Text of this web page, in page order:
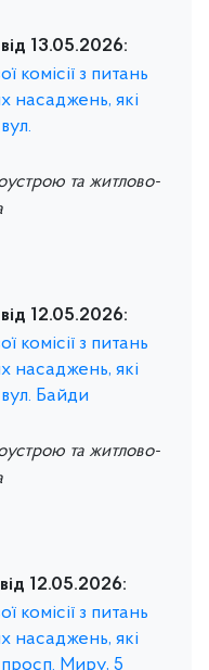
13.05.2026:
комісії з питань
насаджень, які
та житлово-
12.05.2026:
комісії з питань
насаджень, які
Байди
та житлово-
12.05.2026:
комісії з питань
насаджень, які
Миру, 5